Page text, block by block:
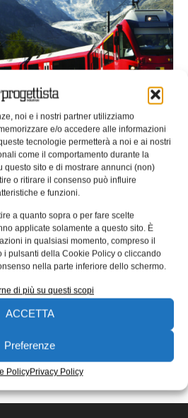
noi e i nostri partner utilizziamo
e/o accedere alle informazioni
tecnologie permetterà a noi e ai nostri
come il comportamento durante la
questo sito e di mostrare annunci (non)
o ritirare il consenso può influire
e funzioni.
a quanto sopra o per fare scelte
applicate solamente a questo sito. È
in qualsiasi momento, compreso il
i pulsanti della Cookie Policy o cliccando
nella parte inferiore dello schermo.
di più su questi scopi
ACCETTA
Preferenze
PolicyPrivacy Policy
per applicazioni
del nuovo tubo a norma SAE
per completare la sua
WEB